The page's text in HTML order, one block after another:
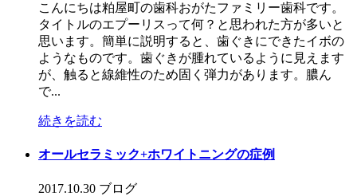
こんにちは粕屋町の歯科おがたファミリー歯科です。
タイトルのエプーリスって何？と思われた方が多いと
思います。簡単に説明すると、歯ぐきにできたイボの
ようなものです。歯ぐきが腫れているように見えます
が、触ると線維性のため固く弾力があります。膿ん
で...
続きを読む
オールセラミック+ホワイトニングの症例
2017.10.30 ブログ